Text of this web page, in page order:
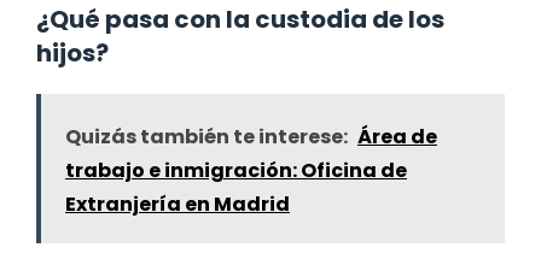
¿Qué pasa con la custodia de los
hijos?
Quizás también te interese: Área de
trabajo e inmigración: Oficina de
Extranjería en Madrid